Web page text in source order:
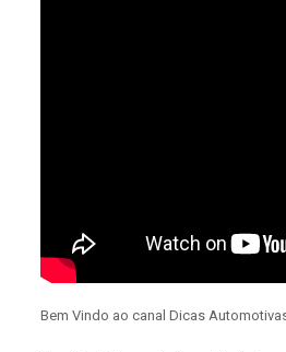
Bem Vindo ao canal Dicas